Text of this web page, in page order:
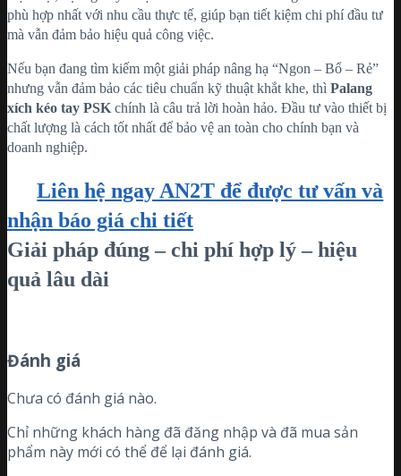
phù hợp nhất với nhu cầu thực tế, giúp bạn tiết kiệm chi phí đầu tư
mà vẫn đảm bảo hiệu quả công việc.
Nếu bạn đang tìm kiếm một giải pháp nâng hạ “Ngon – Bổ – Rẻ”
nhưng vẫn đảm bảo các tiêu chuẩn kỹ thuật khắt khe, thì Palang
xích kéo tay PSK chính là câu trả lời hoàn hảo. Đầu tư vào thiết bị
chất lượng là cách tốt nhất để bảo vệ an toàn cho chính bạn và
doanh nghiệp.
Liên hệ ngay AN2T để được tư vấn và
nhận báo giá chi tiết
Giải pháp đúng – chi phí hợp lý – hiệu
quả lâu dài
Đánh giá
Chưa có đánh giá nào.
Chỉ những khách hàng đã đăng nhập và đã mua sản
phẩm này mới có thể để lại đánh giá.